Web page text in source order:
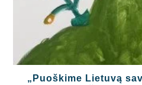
„Puoškime Lietuvą